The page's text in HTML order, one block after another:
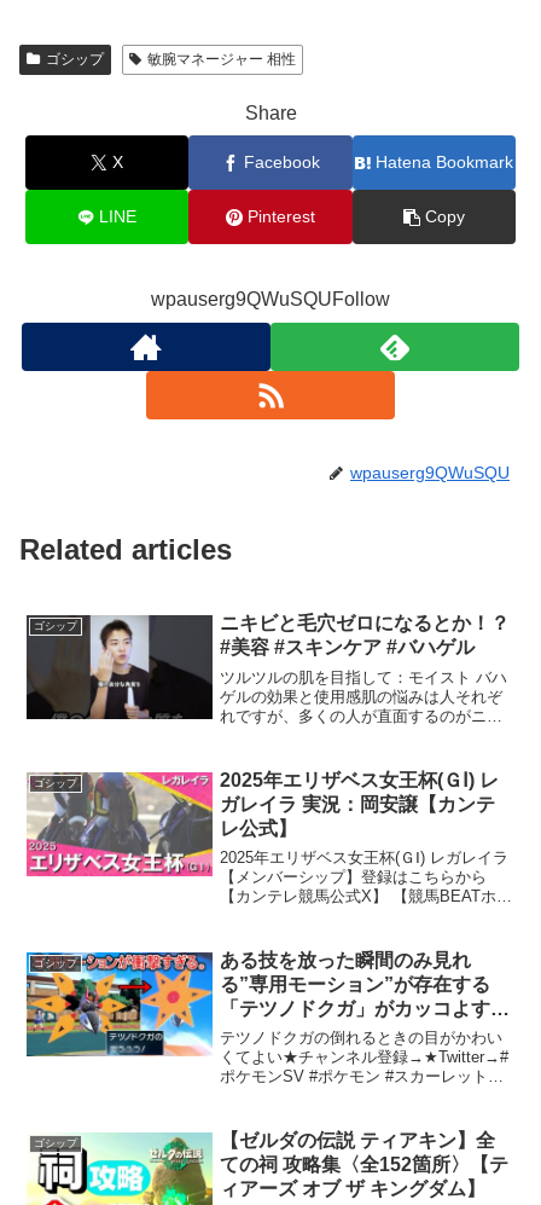
ゴシップ 敏腕マネージャー 相性
Share
X Facebook Hatena Bookmark
LINE Pinterest Copy
wpauserg9QWuSQUFollow
wpauserg9QWuSQU
Related articles
ゴシップ
ニキビと毛穴ゼロになるとか！？
#美容 #スキンケア #バハゲル
ツルツルの肌を目指して：モイスト バハ
ゲルの効果と使用感肌の悩みは人それぞ
れですが、多くの人が直面するのがニキ
ているのが「モイスト バハゲル」です。
この製品にはBHA（...
ゴシップ
2025年エリザベス女王杯(ＧⅠ) レ
ガレイラ 実況：岡安譲【カンテ
レ公式】
2025年エリザベス女王杯(ＧⅠ) レガレイラ
【メンバーシップ】登録はこちらから
【カンテレ競馬公式X】 【競馬BEATホー
#エリザベス女王杯 #レガレイラ申し訳
あ...
ゴシップ
ある技を放った瞬間のみ見れ
る”専用モーション”が存在する
「テツノドクガ」がカッコよすぎ
る【ポケモンSV実況】
テツノドクガの倒れるときの目がかわい
くてよい★チャンネル登録→★Twitter→#
ポケモンSV #ポケモン #スカーレットバ
ターにおいて、毎世代新たな戦略やコン
ビネーショ...
ゴシップ
【ゼルダの伝説 ティアキン】全
ての祠 攻略集〈全152箇所〉【テ
ィアーズ オブ ザ キングダム】